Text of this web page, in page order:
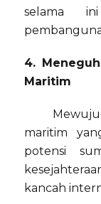
selama
4.
Maritim
maritim
potensi
kancah